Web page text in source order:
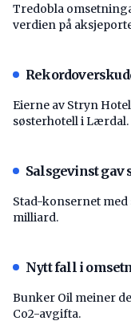
Tredobla
verdien på
Eierne av Stryn
søsterhotell i Lærdal.
Salsgevinst gav
Stad-konsernet
milliard.
Nytt fall i
Bunker Oil meiner
Co2-avgifta.